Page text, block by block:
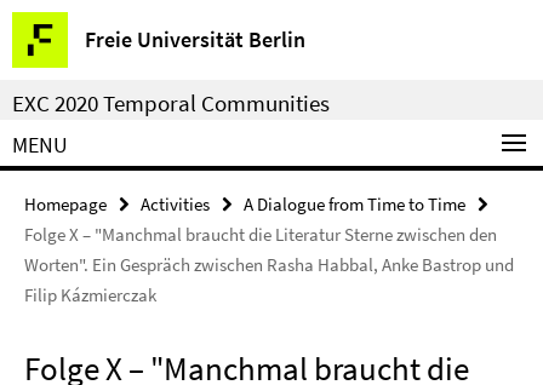
Springe
direkt
zu
Inhalt
Freie Universität Berlin
Service
Navigation
EXC 2020 Temporal Communities
MENU
Homepage Activities
A Dialogue from Time to Time
Folge X – "Manchmal braucht die Literatur Sterne zwischen den
Worten". Ein Gespräch zwischen Rasha Habbal, Anke Bastrop und
Filip Kázmierczak
Folge X – "Manchmal braucht die